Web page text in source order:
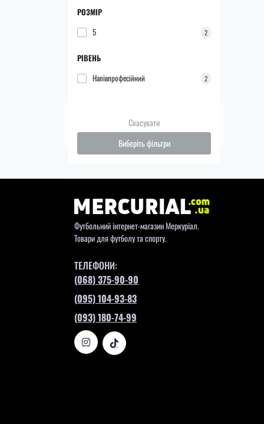
РОЗМІР
5
2
РІВЕНЬ
Напівпрофесійний
2
Скасувати
Виберіть фільтри
Футбольний інтернет-магазин Меркуріал.
Товари для футболу та спорту.
ТЕЛЕФОНИ:
(068) 375-90-90
(095) 104-93-83
(093) 180-74-99